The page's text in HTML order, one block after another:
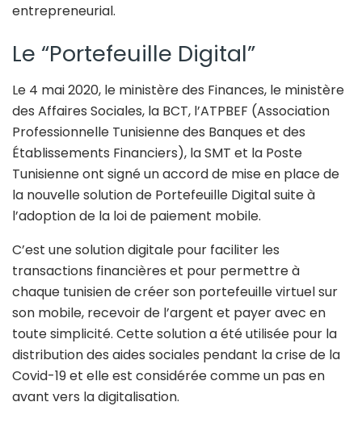
entrepreneurial.
Le “Portefeuille Digital”
Le 4 mai 2020, le ministère des Finances, le ministère
des Affaires Sociales, la BCT, l’ATPBEF (Association
Professionnelle Tunisienne des Banques et des
Établissements Financiers), la SMT et la Poste
Tunisienne ont signé un accord de mise en place de
la nouvelle solution de Portefeuille Digital suite à
l’adoption de la loi de paiement mobile.
C’est une solution digitale pour faciliter les
transactions financières et pour permettre à
chaque tunisien de créer son portefeuille virtuel sur
son mobile, recevoir de l’argent et payer avec en
toute simplicité. Cette solution a été utilisée pour la
distribution des aides sociales pendant la crise de la
Covid-19 et elle est considérée comme un pas en
avant vers la digitalisation.